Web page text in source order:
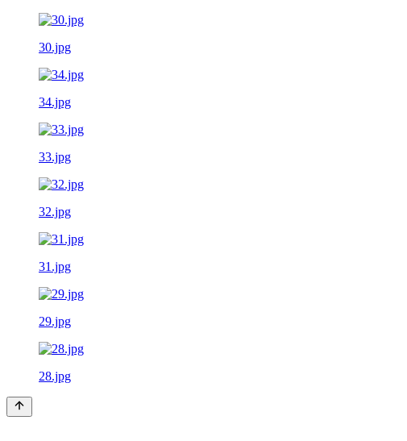
30.jpg
34.jpg
33.jpg
32.jpg
31.jpg
29.jpg
28.jpg